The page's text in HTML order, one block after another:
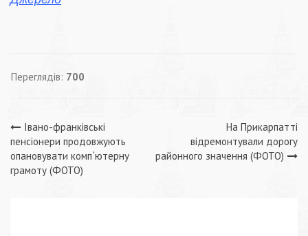
Переглядів: 700
Навігація
записів
Івано-франківські
пенсіонери продовжують
опановувати комп`ютерну
грамоту (ФОТО)
На Прикарпатті
відремонтували дорогу
районного значення (ФОТО)